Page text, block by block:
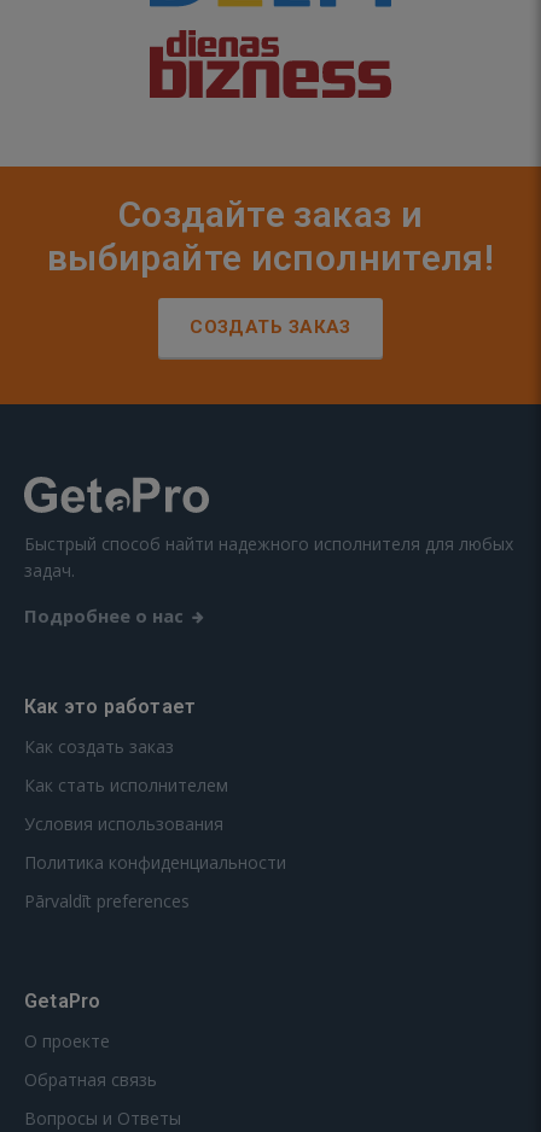
Создайте заказ и
выбирайте исполнителя!
СОЗДАТЬ ЗАКАЗ
Быстрый способ найти надежного исполнителя для любых
задач.
Подробнее о нас
Как это работает
Как создать заказ
Как стать исполнителем
Условия использования
Политика конфиденциальности
Pārvaldīt preferences
GetaPro
О проекте
Обратная связь
Вопросы и Ответы